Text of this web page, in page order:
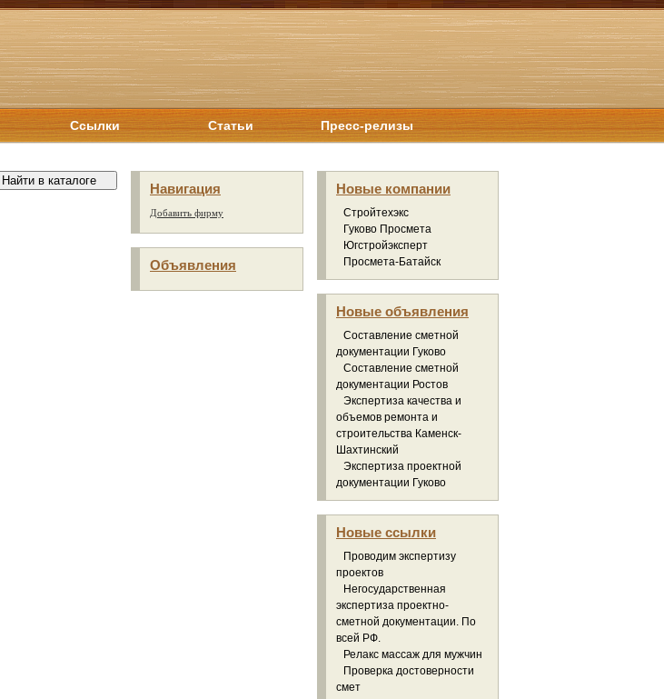
Ссылки Статьи Пресс-релизы
Навигация
Добавить фирму
Объявления
Новые компании
Стройтехэкс
Гуково Просмета
Югстройэксперт
Просмета-Батайск
Новые объявления
Составление сметной
документации Гуково
Составление сметной
документации Ростов
Экспертиза качества и
объемов ремонта и
строительства Каменск-
Шахтинский
Экспертиза проектной
документации Гуково
Новые ссылки
Проводим экспертизу
проектов
Негосударственная
экспертиза проектно-
сметной документации. По
всей РФ.
Релакс массаж для мужчин
Проверка достоверности
смет